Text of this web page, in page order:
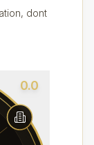
dont
0.0